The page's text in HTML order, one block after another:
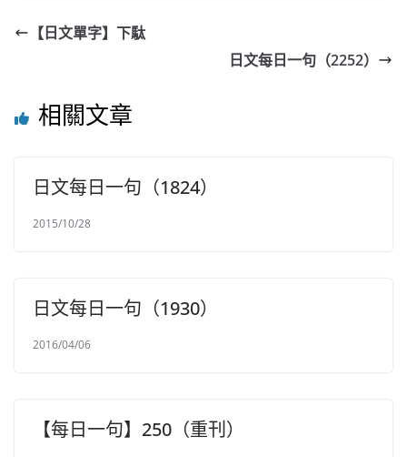
【日文單字】下駄
日文每日一句（2252）
相關文章
日文每日一句（1824）
2015/10/28
日文每日一句（1930）
2016/04/06
【每日一句】250（重刊）